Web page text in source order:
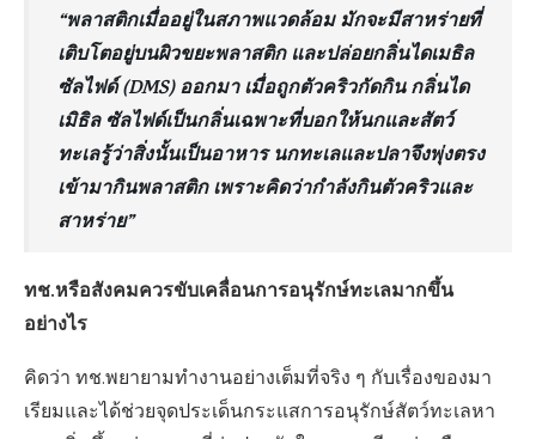
“พลาสติกเมื่ออยู่ในสภาพแวดล้อม มักจะมีสาหร่ายที่
เติบโตอยู่บนผิวขยะพลาสติก และปล่อยกลิ่นไดเมธิล
ซัลไฟด์ (DMS) ออกมา เมื่อถูกตัวคริวกัดกิน กลิ่นได
เมิธิล ซัลไฟด์เป็นกลิ่นเฉพาะที่บอกให้นกและสัตว์
ทะเลรู้ว่าสิ่งนั้นเป็นอาหาร นกทะเลและปลาจึงพุ่งตรง
เข้ามากินพลาสติก เพราะคิดว่ากำลังกินตัวคริวและ
สาหร่าย”
ทช.หรือสังคมควรขับเคลื่อนการอนุรักษ์ทะเลมากขึ้น
อย่างไร
คิดว่า ทช.พยายามทำงานอย่างเต็มที่จริง ๆ กับเรื่องของมา
เรียมและได้ช่วยจุดประเด็นกระแสการอนุรักษ์สัตว์ทะเลหา